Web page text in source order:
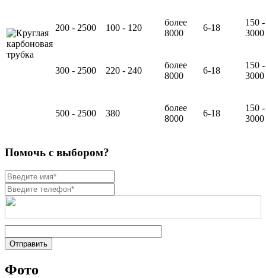
200 - 2500 100 - 120
более
8000
6-18
150 -
3000
300 - 2500 220 - 240
более
8000
6-18
150 -
3000
500 - 2500 380
более
8000
6-18
150 -
3000
Помочь с выбором?
Фото